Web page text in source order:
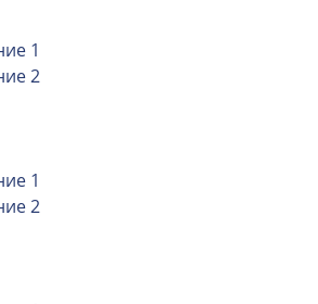
1
2
1
2